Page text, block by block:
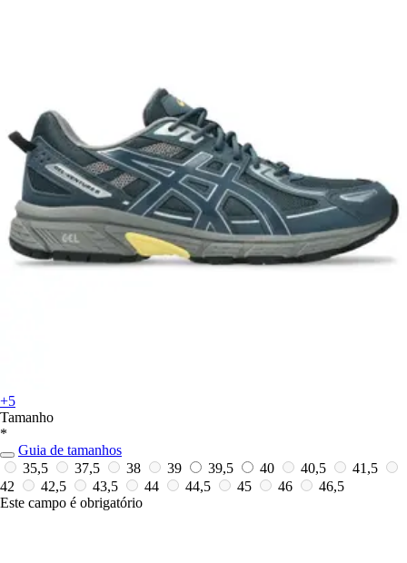
+5
Tamanho
*
Guia de tamanhos
35,5
37,5 38 39 39,5 40 40,5
41,5
42
42,5 43,5 44 44,5 45 46
46,5
Este campo é obrigatório